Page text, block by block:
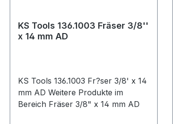
KS Tools 136.1003 Fräser 3/8''
x 14 mm AD
KS Tools 136.1003 Fr?ser 3/8' x 14
mm AD Weitere Produkte im
Bereich Fräser 3/8" x 14 mm AD